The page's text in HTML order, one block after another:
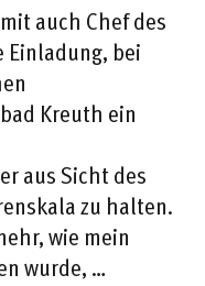
auch Chef des
Einladung, bei
Kreuth ein
aus Sicht des
zu halten.
wie mein
wurde, …